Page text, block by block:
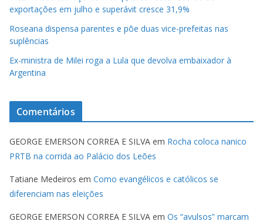
exportações em julho e superávit cresce 31,9%
Roseana dispensa parentes e põe duas vice-prefeitas nas
suplências
Ex-ministra de Milei roga a Lula que devolva embaixador à
Argentina
Comentários
GEORGE EMERSON CORREA E SILVA em Rocha coloca nanico
PRTB na corrida ao Palácio dos Leões
Tatiane Medeiros em Como evangélicos e católicos se
diferenciam nas eleições
GEORGE EMERSON CORREA E SILVA em Os “avulsos” marcam